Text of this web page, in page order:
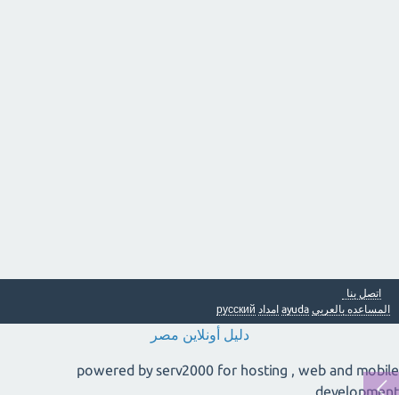
اتصل بنا
المساعده بالعربي ayuda امداد русский
دليل أونلاين مصر
powered by serv2000 for hosting , web and mobile
development